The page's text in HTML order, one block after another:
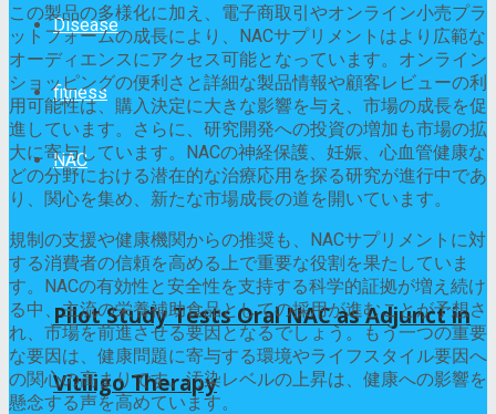
Disease
fitness
NAC
Pilot Study Tests Oral NAC as Adjunct in
Vitiligo Therapy
この製品の多様化に加え、電子商取引やオンライン小売プラ
ットフォームの成長により、NACサプリメントはより広範な
オーディエンスにアクセス可能となっています。オンライン
ショッピングの便利さと詳細な製品情報や顧客レビューの利
用可能性は、購入決定に大きな影響を与え、市場の成長を促
進しています。さらに、研究開発への投資の増加も市場の拡
大に寄与しています。NACの神経保護、妊娠、心血管健康な
どの分野における潜在的な治療応用を探る研究が進行中であ
り、関心を集め、新たな市場成長の道を開いています。
規制の支援や健康機関からの推奨も、NACサプリメントに対
する消費者の信頼を高める上で重要な役割を果たしていま
す。NACの有効性と安全性を支持する科学的証拠が増え続け
る中、主流の栄養補助食品としての採用が進むことが予想さ
れ、市場を前進させる要因となるでしょう。もう一つの重要
な要因は、健康問題に寄与する環境やライフスタイル要因へ
の関心の高まりです。汚染レベルの上昇は、健康への影響を
懸念する声を高めています。